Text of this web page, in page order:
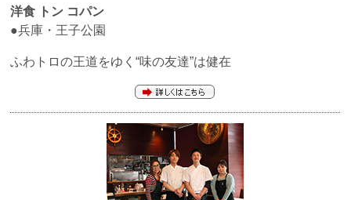
洋食 トン コパン
●兵庫・王子公園
ふわトロの王道をゆく“味の友達”は健在